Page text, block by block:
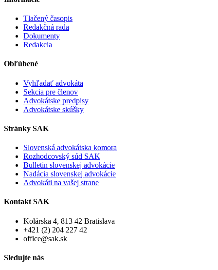
Tlačený časopis
Redakčná rada
Dokumenty
Redakcia
Obľúbené
Vyhľadať advokáta
Sekcia pre členov
Advokátske predpisy
Advokátske skúšky
Stránky SAK
Slovenská advokátska komora
Rozhodcovský súd SAK
Bulletin slovenskej advokácie
Nadácia slovenskej advokácie
Advokáti na vašej strane
Kontakt SAK
Kolárska 4, 813 42 Bratislava
+421 (2) 204 227 42
office@sak.sk
Sledujte nás